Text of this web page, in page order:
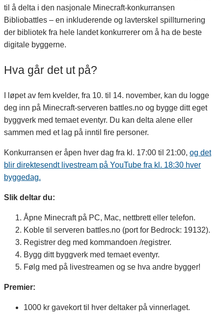
til å delta i den nasjonale Minecraft-konkurransen
Bibliobattles – en inkluderende og lavterskel spillturnering
der bibliotek fra hele landet konkurrerer om å ha de beste
digitale byggerne.
Hva går det ut på?
I løpet av fem kvelder, fra 10. til 14. november, kan du logge
deg inn på Minecraft-serveren battles.no og bygge ditt eget
byggverk med temaet eventyr. Du kan delta alene eller
sammen med et lag på inntil fire personer.
Konkurransen er åpen hver dag fra kl. 17:00 til 21:00, og det
blir direktesendt livestream på YouTube fra kl. 18:30 hver
byggedag.
Slik deltar du:
Åpne Minecraft på PC, Mac, nettbrett eller telefon.
Koble til serveren battles.no (port for Bedrock: 19132).
Registrer deg med kommandoen /registrer.
Bygg ditt byggverk med temaet eventyr.
Følg med på livestreamen og se hva andre bygger!
Premier:
1000 kr gavekort til hver deltaker på vinnerlaget.